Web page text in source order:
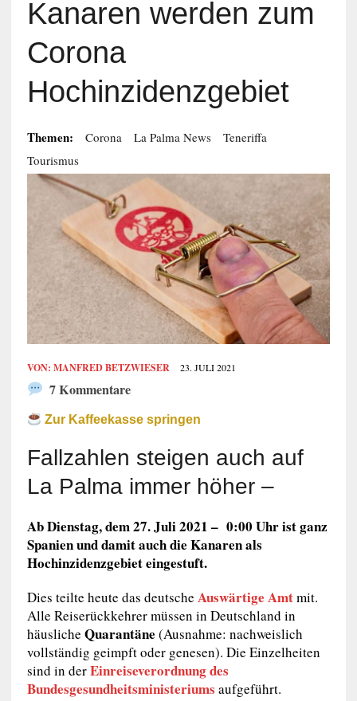
Kanaren werden zum
Corona
Hochinzidenzgebiet
Themen: Corona La Palma News
Teneriffa
Tourismus
VON: MANFRED BETZWIESER 23. JULI 2021
7 Kommentare
Zur Kaffeekasse springen
Fallzahlen steigen auch auf
La Palma immer höher –
Ab Dienstag, dem 27. Juli 2021 – 0:00 Uhr ist ganz
Spanien und damit auch die Kanaren als
Hochinzidenzgebiet eingestuft.
Dies teilte heute das deutsche Auswärtige Amtmit.
Alle Reiserückkehrer müssen in Deutschland in
häusliche Quarantäne (Ausnahme: nachweislich
vollständig geimpft oder genesen). Die Einzelheiten
sind in derEinreiseverordnung des
Bundesgesundheitsministeriums aufgeführt.